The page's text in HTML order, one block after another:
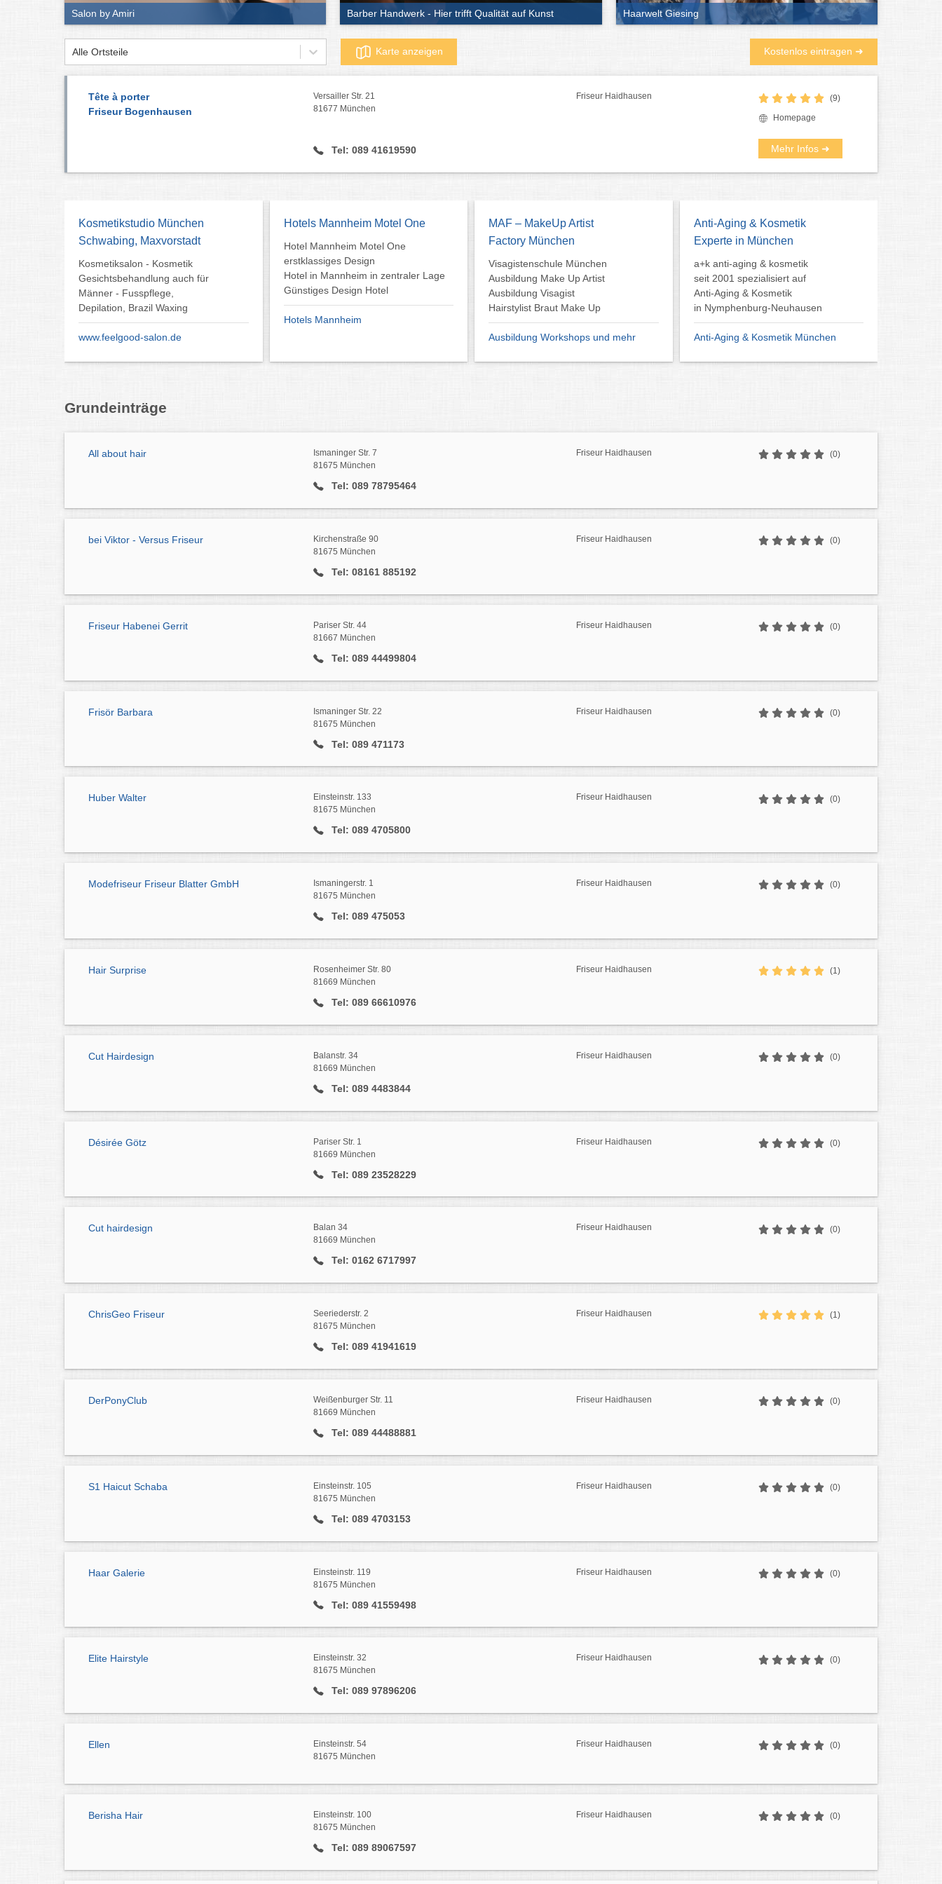
Salon by Amiri Barber Handwerk - Hier trifft Qualität auf Kunst Haarwelt Giesing
Alle Ortsteile Karte anzeigen Kostenlos eintragen ➜
Tête à porter
Friseur Bogenhausen
Versailler Str. 21
81677 München
Tel: 089 41619590
Friseur Haidhausen (9)
Homepage
Mehr Infos ➜
Kosmetikstudio München
Schwabing, Maxvorstadt
Kosmetiksalon - Kosmetik
Gesichtsbehandlung auch für
Männer - Fusspflege,
Depilation, Brazil Waxing
www.feelgood-salon.de
Hotels Mannheim Motel One
Hotel Mannheim Motel One
erstklassiges Design
Hotel in Mannheim in zentraler Lage
Günstiges Design Hotel
Hotels Mannheim
MAF – MakeUp Artist
Factory München
Visagistenschule München
Ausbildung Make Up Artist
Ausbildung Visagist
Hairstylist Braut Make Up
Ausbildung Workshops und mehr
Anti-Aging & Kosmetik
Experte in München
a+k anti-aging & kosmetik
seit 2001 spezialisiert auf
Anti-Aging & Kosmetik
in Nymphenburg-Neuhausen
Anti-Aging & Kosmetik München
Grundeinträge
All about hair
Ismaninger Str. 7
81675 München
Tel: 089 78795464
Friseur Haidhausen (0)
bei Viktor - Versus Friseur
Kirchenstraße 90
81675 München
Tel: 08161 885192
Friseur Haidhausen (0)
Friseur Habenei Gerrit
Pariser Str. 44
81667 München
Tel: 089 44499804
Friseur Haidhausen (0)
Frisör Barbara
Ismaninger Str. 22
81675 München
Tel: 089 471173
Friseur Haidhausen (0)
Huber Walter
Einsteinstr. 133
81675 München
Tel: 089 4705800
Friseur Haidhausen (0)
Modefriseur Friseur Blatter GmbH
Ismaningerstr. 1
81675 München
Tel: 089 475053
Friseur Haidhausen (0)
Hair Surprise
Rosenheimer Str. 80
81669 München
Tel: 089 66610976
Friseur Haidhausen (1)
Cut Hairdesign
Balanstr. 34
81669 München
Tel: 089 4483844
Friseur Haidhausen (0)
Désirée Götz
Pariser Str. 1
81669 München
Tel: 089 23528229
Friseur Haidhausen (0)
Cut hairdesign
Balan 34
81669 München
Tel: 0162 6717997
Friseur Haidhausen (0)
ChrisGeo Friseur
Seeriederstr. 2
81675 München
Tel: 089 41941619
Friseur Haidhausen (1)
DerPonyClub
Weißenburger Str. 11
81669 München
Tel: 089 44488881
Friseur Haidhausen (0)
S1 Haicut Schaba
Einsteinstr. 105
81675 München
Tel: 089 4703153
Friseur Haidhausen (0)
Haar Galerie
Einsteinstr. 119
81675 München
Tel: 089 41559498
Friseur Haidhausen (0)
Elite Hairstyle
Einsteinstr. 32
81675 München
Tel: 089 97896206
Friseur Haidhausen (0)
Ellen
Einsteinstr. 54
81675 München
Friseur Haidhausen (0)
Berisha Hair
Einsteinstr. 100
81675 München
Tel: 089 89067597
Friseur Haidhausen (0)